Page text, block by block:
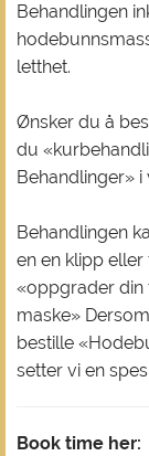
Behandlingen
letthet.
Ønsker du å
du
Behandlinger» i
Behandlingen
en en klipp
«oppgrader din
maske»
bestille
setter vi en
Book time her: